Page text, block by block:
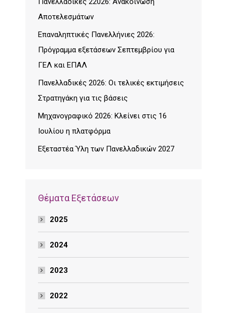
Αποτελεσμάτων
Επαναληπτικές Πανελλήνιες 2026:
Πρόγραμμα εξετάσεων Σεπτεμβρίου για
ΓΕΛ και ΕΠΑΛ
Πανελλαδικές 2026: Οι τελικές εκτιμήσεις
Στρατηγάκη για τις βάσεις
Μηχανογραφικό 2026: Κλείνει στις 16
Ιουλίου η πλατφόρμα
Εξεταστέα Ύλη των Πανελλαδικών 2027
Θέματα Εξετάσεων
2025
2024
2023
2022